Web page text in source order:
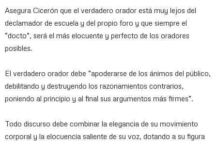
Asegura Cicerón que el verdadero orador está muy lejos del
declamador de escuela y del propio foro y que siempre el
“docto”, será el más elocuente y perfecto de los oradores
posibles.
El verdadero orador debe “apoderarse de los ánimos del público,
debilitando y destruyendo los razonamientos contrarios,
poniendo al principio y al final sus argumentos más firmes”.
Todo discurso debe combinar la elegancia de su movimiento
corporal y la elocuencia saliente de su voz, dotando a su figura